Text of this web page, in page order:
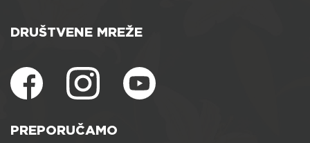
DRUŠTVENE MREŽE
PREPORUČAMO